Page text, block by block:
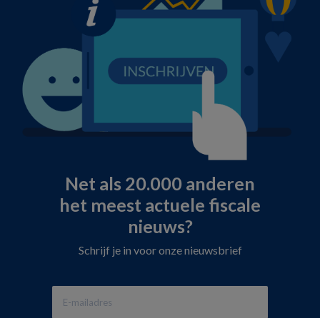
Net als 20.000 anderen
het meest actuele fiscale
nieuws?
Schrijf je in voor onze nieuwsbrief